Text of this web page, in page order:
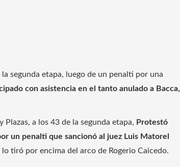
segunda etapa, luego de un penalti por una
con asistencia en el tanto anulado a Bacca,
a los 43 de la segunda etapa, Protestó
un penalti que sancionó al juez Luis Matorel
lo tiró por encima del arco de Rogerio Caicedo.